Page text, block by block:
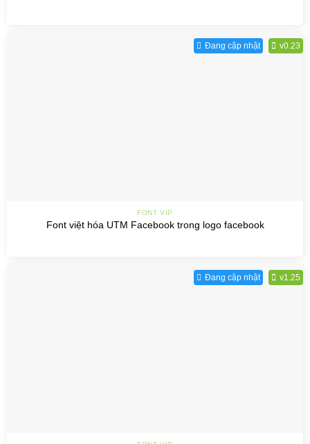
Đang cập nhật v0.23
FONT VIP
Font việt hóa UTM Facebook trong logo facebook
Đang cập nhật v1.25